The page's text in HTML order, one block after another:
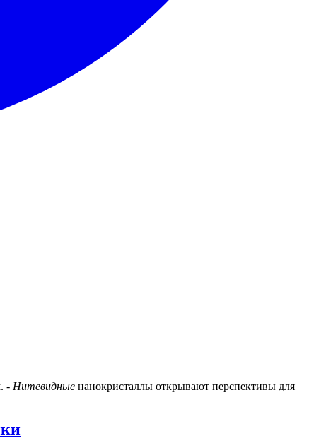
- Нитевидные нанокристаллы открывают перспективы для